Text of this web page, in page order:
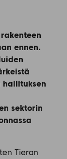
ennen.
hallituksen
sektorin
Tieran